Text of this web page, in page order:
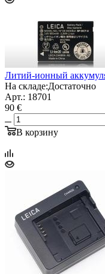
Литий-ионный
На складе:Достаточно
Арт.: 18701
90 €
В корзину